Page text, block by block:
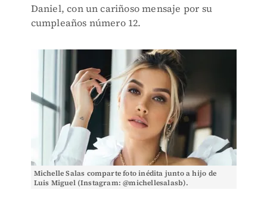
Daniel, con un cariñoso mensaje por su
cumpleaños número 12.
Michelle Salas comparte foto inédita junto a hijo de
Luis Miguel (Instagram: @michellesalasb).